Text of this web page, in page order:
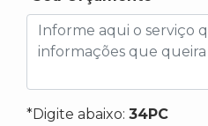
*Digite abaixo: 34PC